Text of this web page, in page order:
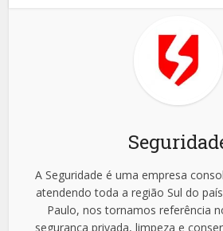
A Seguridade é uma empresa
atendendo toda a região Sul do
Paulo, nos tornamos referência
segurança privada, limpeza e